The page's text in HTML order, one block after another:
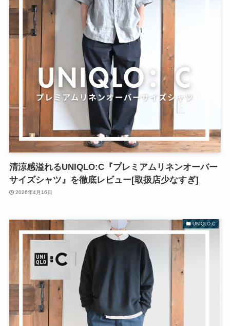
清涼感溢れるUNIQLO:C『プレミアムリネンオーバー
サイズシャツ』を徹底レビュー[取扱店少なすぎ]
2026年4月16日
UNIQLO:C